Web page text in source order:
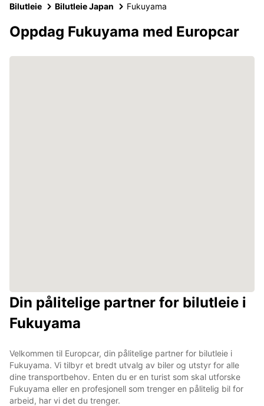
Bilutleie Bilutleie Japan Fukuyama
Oppdag Fukuyama med Europcar
Din pålitelige partner for bilutleie i
Fukuyama
Velkommen til Europcar, din pålitelige partner for bilutleie i
Fukuyama. Vi tilbyr et bredt utvalg av biler og utstyr for alle
dine transportbehov. Enten du er en turist som skal utforske
Fukuyama eller en profesjonell som trenger en pålitelig bil for
arbeid, har vi det du trenger.